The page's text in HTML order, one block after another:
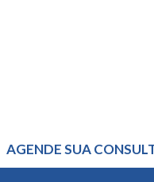
AGENDE SUA